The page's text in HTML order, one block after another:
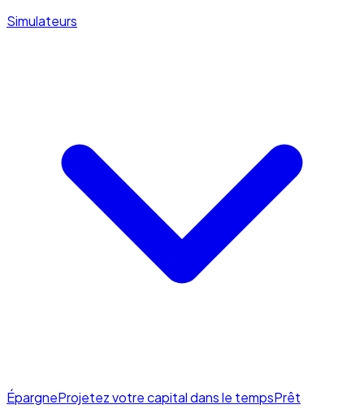
Simulateurs
ÉpargneProjetez votre capital dans le tempsPrêt